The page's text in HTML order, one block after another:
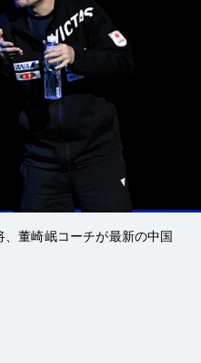
董崎岷コーチが最新の中国